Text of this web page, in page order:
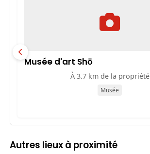
Musée d'art Shō
À 3.7 km de la propriété
Musée
Autres lieux à proximité